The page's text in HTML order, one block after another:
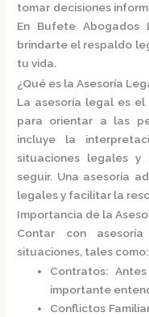
tomar decisiones
En Bufete Abogados
brindarte el respaldo
tu vida.​
¿Qué es la Asesoría
La asesoría legal es el
para orientar a las
incluye la
situaciones legales y
seguir. Una asesoría
legales y facilitar la
Importancia de la
Contar con
situaciones, tales como:​
Contratos:
importante
Conflictos